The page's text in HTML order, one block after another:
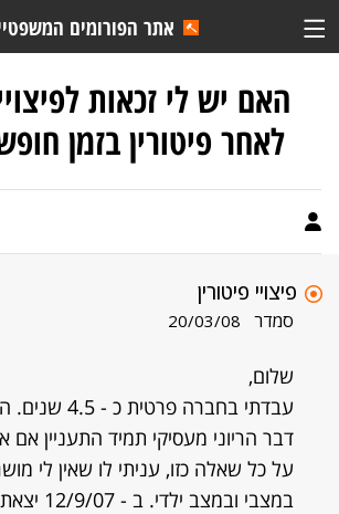
אתר הפורומים
האם יש לי זכאות
לאחר פיטורין בזמן
פיצויי פיטורין
סמדר 20/03/08
שלום,
עבדתי בחברה
דבר הריוני מעסיקי תמיד התעניין אם
על כל שאלה כזו, עניתי לו שאין לי
במצבי